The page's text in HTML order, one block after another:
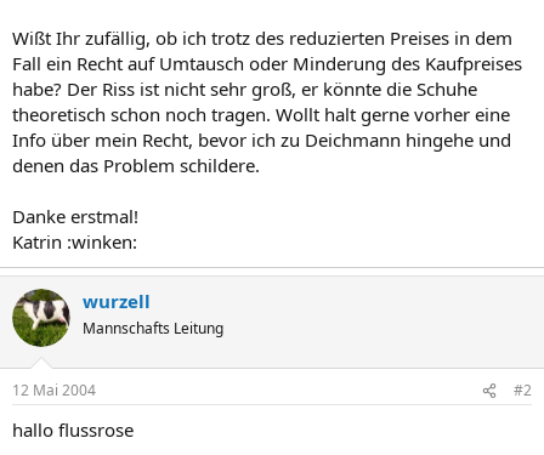
Wißt Ihr zufällig, ob ich trotz des reduzierten Preises in dem
Fall ein Recht auf Umtausch oder Minderung des Kaufpreises
habe? Der Riss ist nicht sehr groß, er könnte die Schuhe
theoretisch schon noch tragen. Wollt halt gerne vorher eine
Info über mein Recht, bevor ich zu Deichmann hingehe und
denen das Problem schildere.
Danke erstmal!
Katrin :winken:
wurzell
Mannschafts Leitung
12 Mai 2004 #2
hallo flussrose